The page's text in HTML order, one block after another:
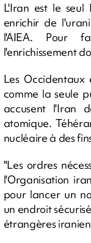
L'Iran est le seul
enrichir de
l'AIEA. Pour
l'enrichissement
Les
comme la seule
accusent l'Iran
atomique.
nucléaire à des
"Les ordres
l'Organisation
pour lancer un
un endroit
étrangères